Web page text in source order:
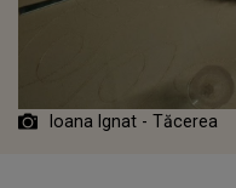
Ioana Ignat - Tăcerea